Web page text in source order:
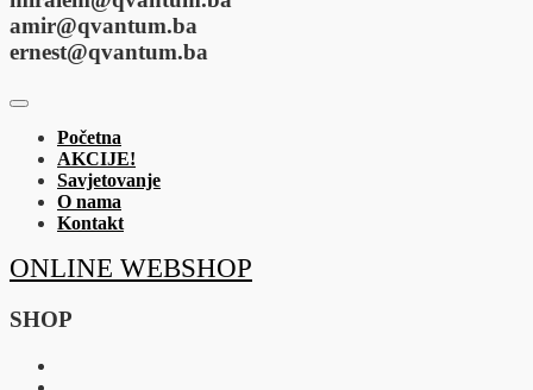
amir@qvantum.ba
ernest@qvantum.ba
Početna
AKCIJE!
Savjetovanje
O nama
Kontakt
ONLINE WEBSHOP
SHOP